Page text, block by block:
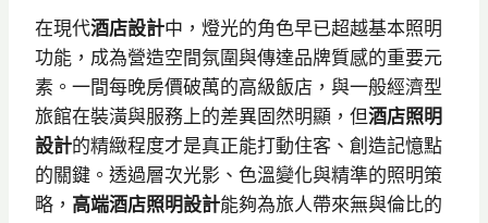
在現代酒店設計中，燈光的角色早已超越基本照明
功能，成為營造空間氛圍與傳達品牌質感的重要元
素。一間每晚房價破萬的高級飯店，與一般經濟型
旅館在裝潢與服務上的差異固然明顯，但酒店照明
設計的精緻程度才是真正能打動住客、創造記憶點
的關鍵。透過層次光影、色溫變化與精準的照明策
略， 高端酒店照明設計能夠為旅人帶來無與倫比的